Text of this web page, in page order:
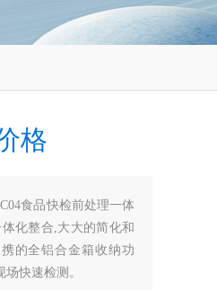
格
食品快检前处理一体
化整合,大大的简化和
的全铝合金箱收纳功
快速检测。